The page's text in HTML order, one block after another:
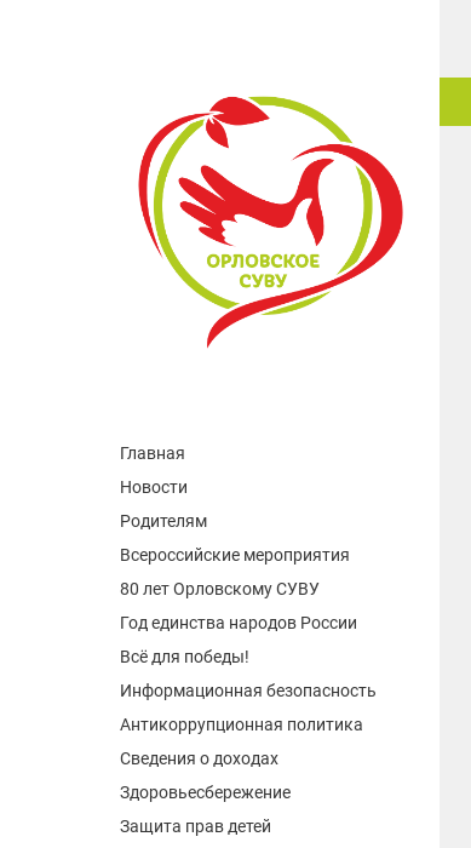
Главная
Новости
Родителям
Всероссийские мероприятия
80 лет Орловскому СУВУ
Год единства народов России
Всё для победы!
Информационная безопасность
Антикоррупционная политика
Сведения о доходах
Здоровьесбережение
Защита прав детей